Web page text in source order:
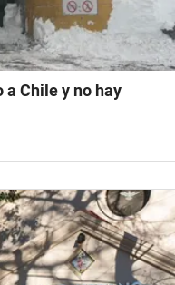
a Chile y no hay